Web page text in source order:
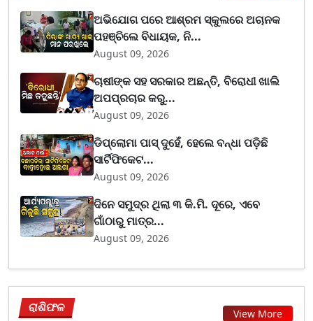
ଅଭିଯୋଗ ପରେ ଆଶ୍ରମ ସ୍କୁଲରେ ଅଚାନକ
ପହଞ୍ଚିଲେ ବିଧାୟକ, ନି...
August 09, 2026
ଚାଷୀଙ୍କ ସହ ସରକାର ଅଛନ୍ତି, ବିରୋଧୀ ଖାଲି
ଅପପ୍ରଚାର କରୁ...
August 09, 2026
ଡିପ୍ଲୋମା ପାସ୍ ଦୁହେଁ, ହେଲେ ବନ୍ଧା ପଡ଼ିଛି
ସାର୍ଟିଫିକେଟ...
August 09, 2026
ଦିନେ ସମୁଦ୍ର ଥିଲା ୩ କି.ମି. ଦୂରେ, ଏବେ
ଗାଁଠାରୁ ମାତ୍ର...
August 09, 2026
ରାଶିଫଳ View More